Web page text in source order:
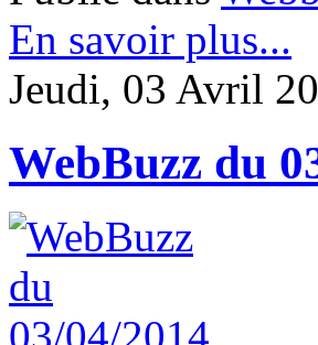
En savoir plus...
Jeudi, 03 Avril
WebBuzz du